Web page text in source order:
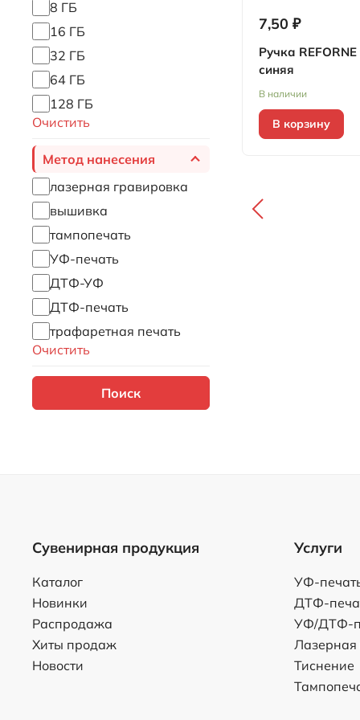
8 ГБ
16 ГБ
32 ГБ
64 ГБ
128 ГБ
Очистить
Метод нанесения
лазерная гравировка
вышивка
тампопечать
УФ-печать
ДТФ-УФ
ДТФ-печать
трафаретная печать
Очистить
Поиск
7,50 ₽
Ручка
синяя
В наличии
В корзину
Сувенирная продукция
Каталог
Новинки
Распродажа
Хиты продаж
Новости
Услуги
УФ-
ДТФ-
УФ/ДТФ-
Лазерная
Тиснение